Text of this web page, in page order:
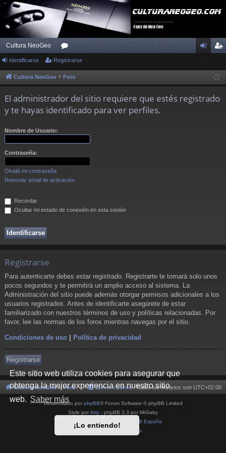
Este sitio web utiliza cookies para asegurar que
obtenga la mejor experiencia en nuestro sitio
web. Saber más
¡Lo entiendo!
Cultura NeoGeo
or
os ist
Identificarse Registrarse
Cultura NeoGeo Foro
El administrador del sitio requiere que estés registrado
y te hayas identificado para ver perfiles.
Nombre de Usuario:
Contraseña:
Olvidé mi contraseña
Reenviar email de activación
Recordar
Ocultar mi estado de conexión en esta sesión
Registrarse
Para autenticarte debes estar registrado. Registrarte te tomará solo unos
pocos segundos y te permitirá un amplio acceso al sistema. La
Administración del sitio puede además otorgar permisos adicionales a los
usuarios registrados. Antes de identificarte asegúrete de estar
familiarizado con nuestros términos de uso y políticas relacionadas. Por
favor, lee las normas de los foros mientras navegas por el sitio.
Condiciones de uso Política de privacidad
Registrarse
Cultura NeoGeo Foro Todos los horarios son UTC+02:00
Borrar cookies
Desarrollado por phpBB® Forum Software © phpBB Limited
Style por Arty - phpBB 3.3 por MrGaby
phpBB España
Condiciones